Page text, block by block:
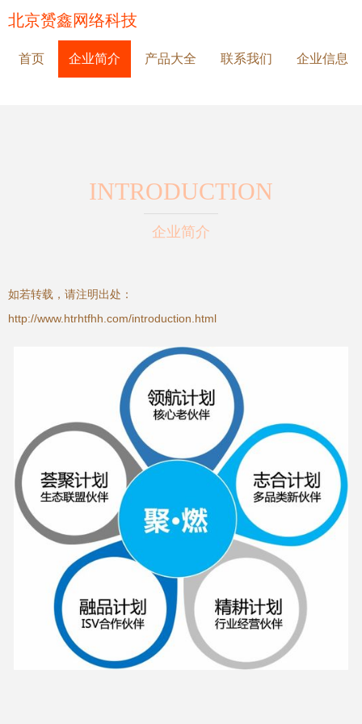
北京赟鑫网络科技
首页 企业简介 产品大全 联系我们 企业信息
INTRODUCTION
企业简介
如若转载，请注明出处：
http://www.htrhtfhh.com/introduction.html